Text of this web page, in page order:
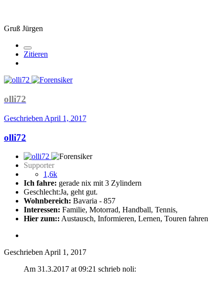
Gruß Jürgen
Zitieren
olli72
Geschrieben April 1, 2017
olli72
Supporter
1,6k
Ich fahre: gerade nix mit 3 Zylindern
Geschlecht:Ja, geht gut.
Wohnbereich: Bavaria - 857
Interessen: Familie, Motorrad, Handball, Tennis,
Hier zum:: Austausch, Informieren, Lernen, Touren fahren
Geschrieben April 1, 2017
Am 31.3.2017 at 09:21 schrieb noli: